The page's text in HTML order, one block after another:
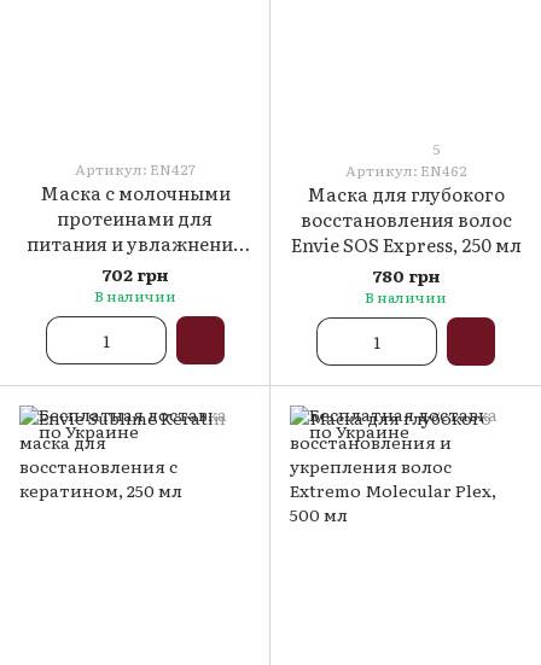
Артикул: EN427
Маска с молочными
протеинами для
питания и увлажнения
Envie Luxury Milk, 250
мл
702 грн
В наличии
5
Артикул: EN462
Маска для глубокого
восстановления волос
Envie SOS Express, 250 мл
780 грн
В наличии